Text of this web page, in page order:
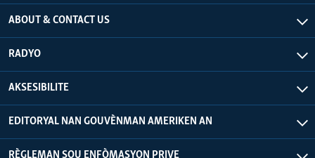
ABOUT & CONTACT US
RADYO
AKSESIBILITE
EDITORYAL NAN GOUVÈNMAN AMERIKEN AN
RÈGLEMAN SOU ENFÒMASYON PRIVE